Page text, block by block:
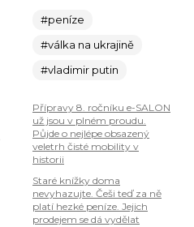
#peníze
#válka na ukrajině
#vladimir putin
Přípravy 8. ročníku e-SALON
už jsou v plném proudu.
Půjde o nejlépe obsazený
veletrh čisté mobility v
historii
Staré knížky doma
nevyhazujte. Češi teď za ně
platí hezké peníze. Jejich
prodejem se dá vydělat